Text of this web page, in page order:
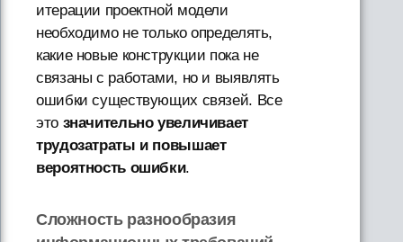
итерации проектной модели
необходимо не только определять,
какие новые конструкции пока не
связаны с работами, но и выявлять
ошибки существующих связей. Все
это значительно увеличивает
трудозатраты и повышает
вероятность ошибки.
Сложность разнообразия